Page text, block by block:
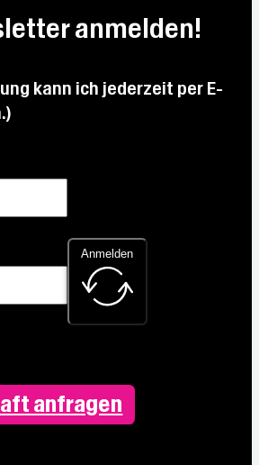
Max:
32.2
°C
28.3
°C
anfragen
anmelden!
kann ich jederzeit per E-
Anmelden